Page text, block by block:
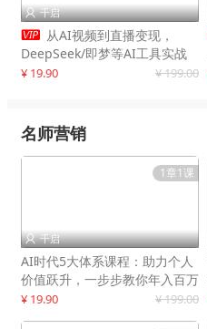
 千启
 从AI视频到直播变现，
DeepSeek/即梦等AI工具实战
教学，生产爆款视频，打造高流
¥ 19.90 ¥ 199.00
名师营销
1章1课
 千启
AI时代5大体系课程：助力个人
价值跃升，一步步教你年入百万
¥ 19.90 ¥ 199.00